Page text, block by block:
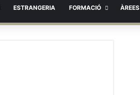
ESTRANGERIA FORMACIÓ ÀREES